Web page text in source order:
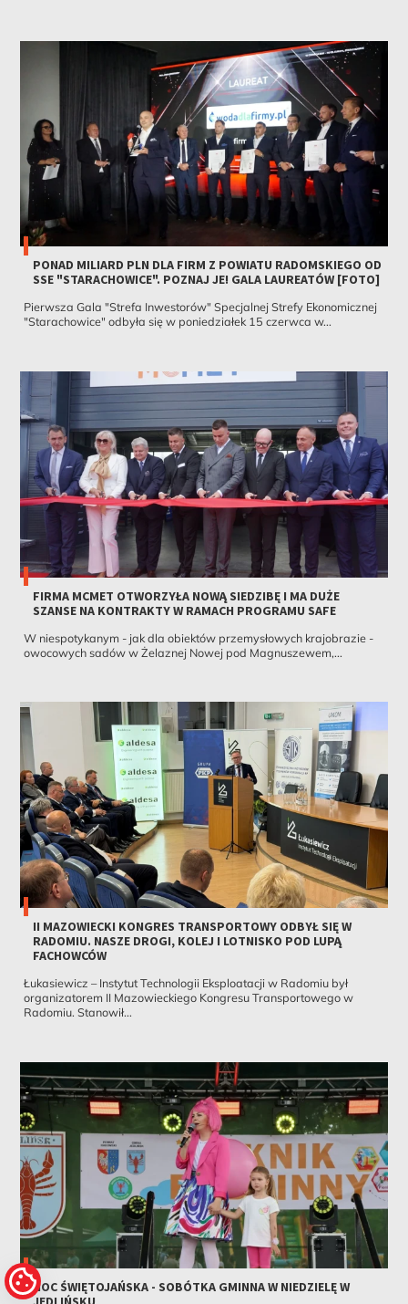
PONAD MILIARD PLN DLA FIRM Z POWIATU RADOMSKIEGO OD
SSE "STARACHOWICE". POZNAJ JE! GALA LAUREATÓW [FOTO]
Pierwsza Gala "Strefa Inwestorów" Specjalnej Strefy Ekonomicznej
"Starachowice" odbyła się w poniedziałek 15 czerwca w...
FIRMA MCMET OTWORZYŁA NOWĄ SIEDZIBĘ I MA DUŻE
SZANSE NA KONTRAKTY W RAMACH PROGRAMU SAFE
W niespotykanym - jak dla obiektów przemysłowych krajobrazie -
owocowych sadów w Żelaznej Nowej pod Magnuszewem,...
II MAZOWIECKI KONGRES TRANSPORTOWY ODBYŁ SIĘ W
RADOMIU. NASZE DROGI, KOLEJ I LOTNISKO POD LUPĄ
FACHOWCÓW
Łukasiewicz – Instytut Technologii Eksploatacji w Radomiu był
organizatorem II Mazowieckiego Kongresu Transportowego w
Radomiu. Stanowił...
NOC ŚWIĘTOJAŃSKA - SOBÓTKA GMINNA W NIEDZIELĘ W